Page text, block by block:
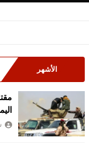
الأشهر